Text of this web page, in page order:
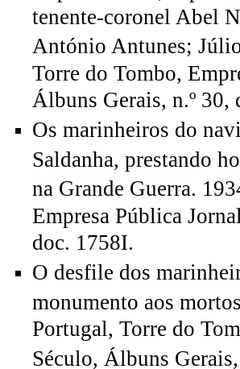
tenente-coronel Abel
António Antunes;
Torre do Tombo,
Álbuns Gerais, n.º 30,
Os marinheiros do
Saldanha, prestando
na Grande Guerra.
Empresa Pública
doc. 1758I.
O desfile dos
monumento aos
Portugal, Torre do
Século, Álbuns